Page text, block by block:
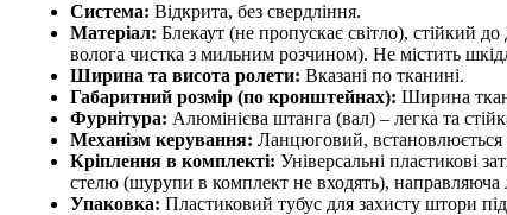
Система: Відкрита, без свердління.
Матеріал: Блекаут (не пропускає світло), стійкий
волога чистка з мильним розчином). Не містить
Ширина та висота ролети: Вказані по тканині.
Габаритний розмір (по кронштейнах): Ширина
Фурнітура: Алюмінієва штанга (вал) – легка та
Механізм керування: Ланцюговий, встановлюється
Кріплення в комплекті: Універсальні пластикові
стелю (шурупи в комплект не входять), направляюча
Упаковка: Пластиковий тубус для захисту штори